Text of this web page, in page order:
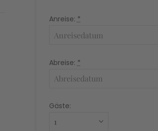
Anreise: *
Abreise: *
Gäste: